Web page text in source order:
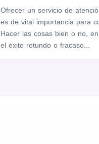
Ofrecer un servicio de
es de vital importancia para
Hacer las cosas bien o no,
el éxito rotundo o fracaso...